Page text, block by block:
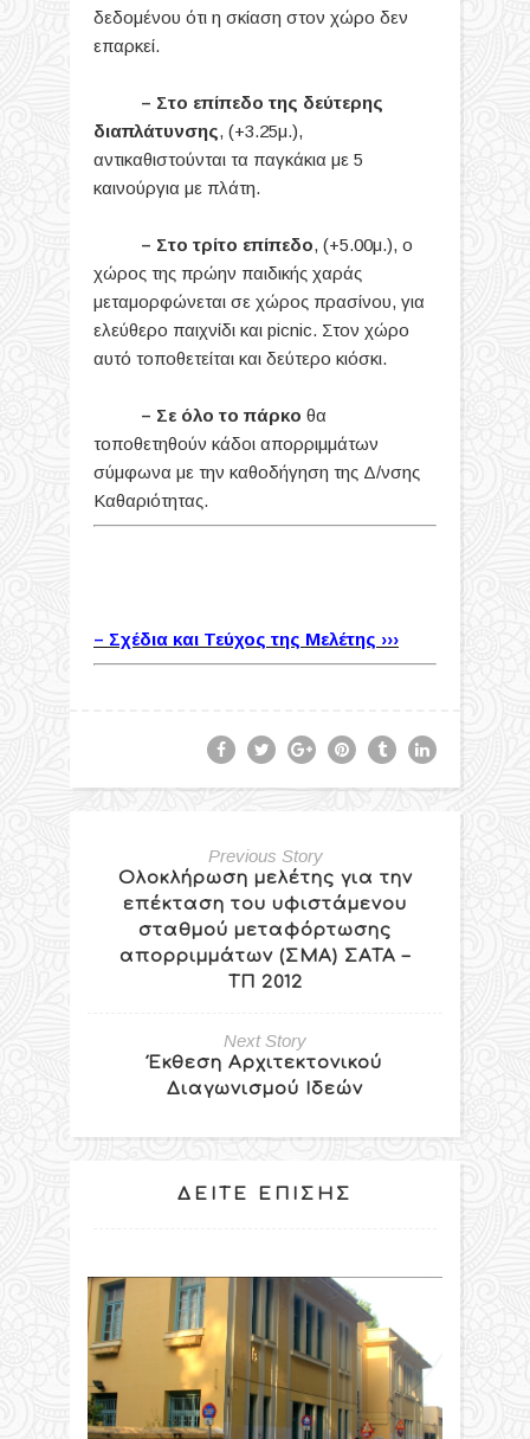
δεδομένου ότι η σκίαση στον χώρο δεν
επαρκεί.
– Στο επίπεδο της δεύτερης
διαπλάτυνσης, (+3.25μ.),
αντικαθιστούνται τα παγκάκια με 5
καινούργια με πλάτη.
– Στο τρίτο επίπεδο, (+5.00μ.), ο
χώρος της πρώην παιδικής χαράς
μεταμορφώνεται σε χώρος πρασίνου, για
ελεύθερο παιχνίδι και picnic. Στον χώρο
αυτό τοποθετείται και δεύτερο κιόσκι.
– Σε όλο το πάρκο θα
τοποθετηθούν κάδοι απορριμμάτων
σύμφωνα με την καθοδήγηση της Δ/νσης
Καθαριότητας.
– Σχέδια και Τεύχος της Μελέτης ›››
Previous Story
Ολοκλήρωση μελέτης για την
επέκταση του υφιστάμενου
σταθμού μεταφόρτωσης
απορριμμάτων (ΣΜΑ) ΣΑΤΑ –
ΤΠ 2012
Next Story
Έκθεση Αρχιτεκτονικού
Διαγωνισμού Ιδεών
ΔΕΊΤΕ ΕΠΊΣΗΣ